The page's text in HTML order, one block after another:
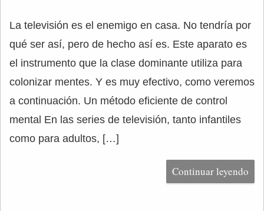
La televisión es el enemigo en casa. No tendría por
qué ser así, pero de hecho así es. Este aparato es
el instrumento que la clase dominante utiliza para
colonizar mentes. Y es muy efectivo, como veremos
a continuación. Un método eficiente de control
mental En las series de televisión, tanto infantiles
como para adultos, […]
Continuar leyendo